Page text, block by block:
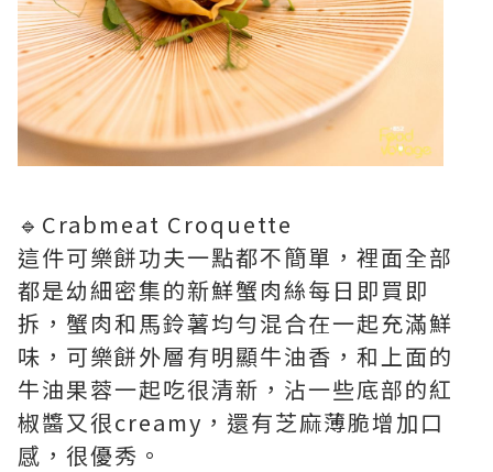
🔹Crabmeat Croquette
這件可樂餅功夫一點都不簡單，裡面全部
都是幼細密集的新鮮蟹肉絲每日即買即
拆，蟹肉和馬鈴薯均勻混合在一起充滿鮮
味，可樂餅外層有明顯牛油香，和上面的
牛油果蓉一起吃很清新，沾一些底部的紅
椒醬又很creamy，還有芝麻薄脆增加口
感，很優秀。